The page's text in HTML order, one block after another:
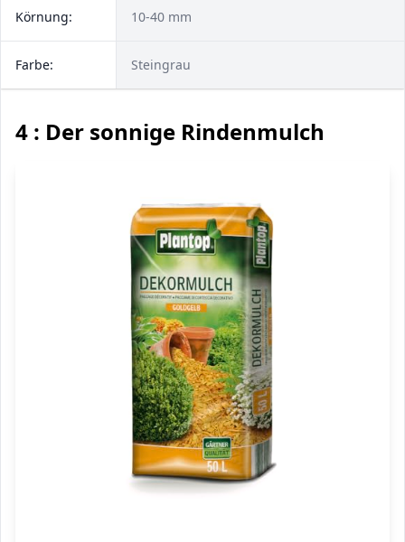
Körnung: 10-40 mm
Farbe: Steingrau
4 : Der sonnige Rindenmulch